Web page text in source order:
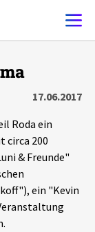
17.06.2017
Roda ein
circa 200
& Freunde"
ein "Kevin
Filter Erklärungen